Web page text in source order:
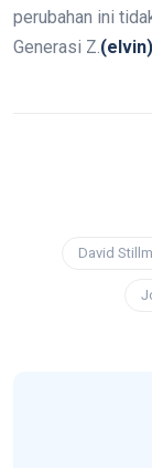
perubahan ini
Generasi Z.(elvin)
David